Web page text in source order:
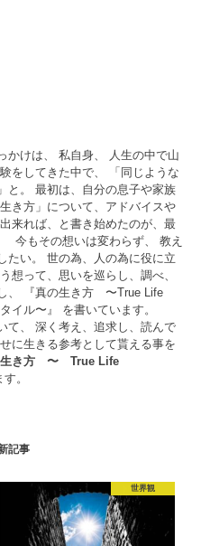
かけは、 私自身、 人生の中で山
をしてきた中で、 「同じような
と。 最初は、自分の息子や家族
き方」について、アドバイスや
来れば、と書き始めたのが、最
もその想いは変わらず、 教え
たい。 世の為、人の為に役に立
想って、思いを巡らし、調べ、
、 『真の生き方 〜True Life
タイル〜』 を書いています。
て、 深く考え、追求し、読んで
に生きる参考として貰える事を
生き方 〜 True Life
。
記事
世界観